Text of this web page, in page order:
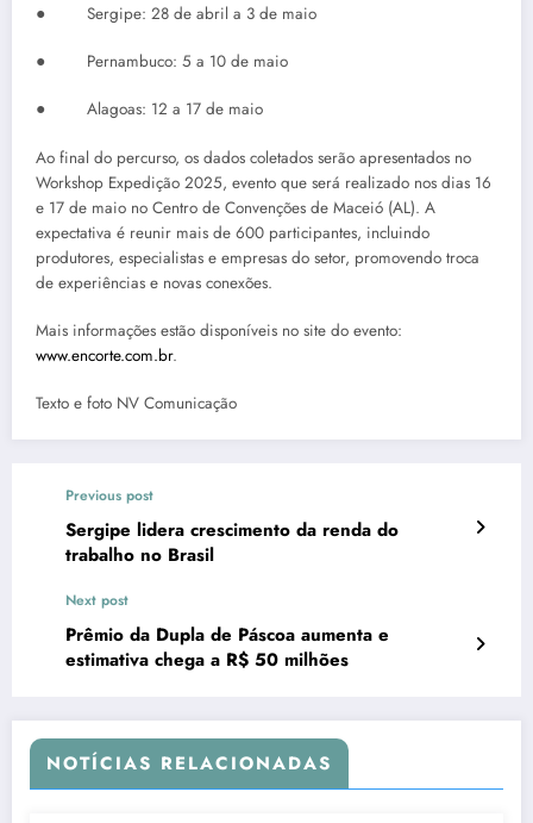
● Sergipe: 28 de abril a 3 de maio
● Pernambuco: 5 a 10 de maio
● Alagoas: 12 a 17 de maio
Ao final do percurso, os dados coletados serão apresentados no
Workshop Expedição 2025, evento que será realizado nos dias 16
e 17 de maio no Centro de Convenções de Maceió (AL). A
expectativa é reunir mais de 600 participantes, incluindo
produtores, especialistas e empresas do setor, promovendo troca
de experiências e novas conexões.
Mais informações estão disponíveis no site do evento:
www.encorte.com.br.
Texto e foto NV Comunicação
Previous post
Sergipe lidera crescimento da renda do
trabalho no Brasil
Next post
Prêmio da Dupla de Páscoa aumenta e
estimativa chega a R$ 50 milhões
NOTÍCIAS RELACIONADAS